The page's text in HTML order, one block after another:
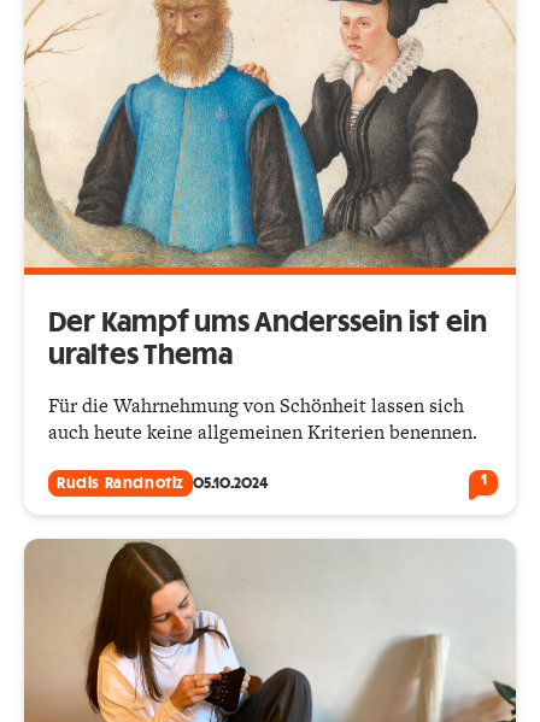
Der Kampf ums Anderssein ist ein
uraltes Thema
Für die Wahrnehmung von Schönheit lassen sich
auch heute keine allgemeinen Kriterien benennen.
Rudis Randnotiz 05.10.2024 1